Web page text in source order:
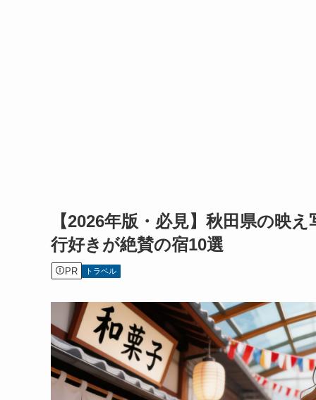
【2026年版・必見】秋田県の映
行好きが絶賛の宿10選
PR トラベル